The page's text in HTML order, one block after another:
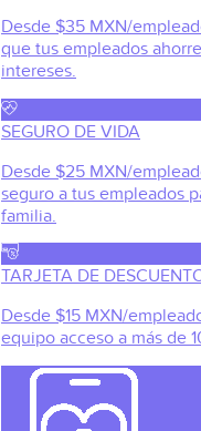
Desde $35 MXN/
que tus empleados
intereses.
SEGURO DE VIDA
Desde $25 MXN/
seguro a tus empleados
familia.
TARJETA DE
Desde $15 MXN/
equipo acceso a más de